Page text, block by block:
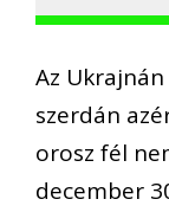
Az
szerdán
orosz fél
december